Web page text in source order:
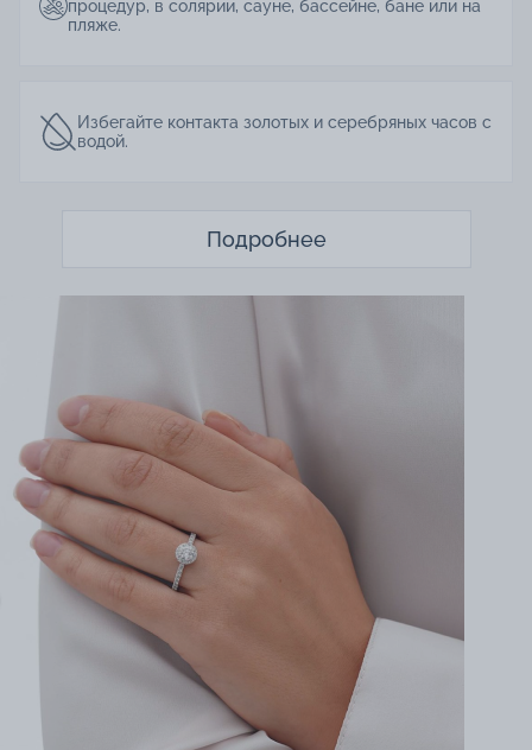
процедур, в солярии, сауне, бассейне, бане или на
пляже.
Избегайте контакта золотых и серебряных часов с
водой.
Подробнее